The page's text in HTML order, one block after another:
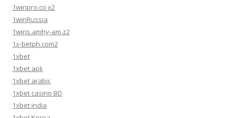
1winpro.co x2
1winRussia
1wins.amhy-am z2
1x-betph.com2
1xbet
1xbet apk
1xbet arabic
1xbet casino BD
1xbet india